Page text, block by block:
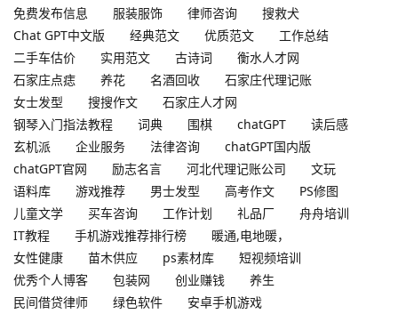
免费发布信息
服装服饰 律师咨询
搜救犬
Chat GPT中文版
经典范文 优质范文
工作总结
二手车估价
实用范文 古诗词
衡水人才网
石家庄点痣
养花 名酒回收
石家庄代理记账
女士发型
搜搜作文
石家庄人才网
钢琴入门指法教程
词典 围棋 chatGPT
读后感
玄机派
企业服务 法律咨询
chatGPT国内版
chatGPT官网
励志名言 河北代理记账公司
文玩
语料库
游戏推荐 男士发型 高考作文
PS修图
儿童文学
买车咨询 工作计划 礼品厂
舟舟培训
IT教程
手机游戏推荐排行榜
暖通,电地暖，
女性健康
苗木供应 ps素材库
短视频培训
优秀个人博客
包装网 创业赚钱
养生
民间借贷律师
绿色软件
安卓手机游戏